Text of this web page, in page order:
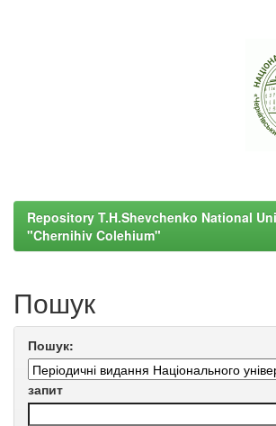
Repository T.H.Shevchenko National
"Chernihiv Colehium"
Пошук
Пошук:
запит